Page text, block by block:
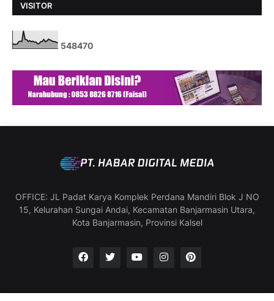
VISITOR
548470
OFFICE: JL Padat Karya Komplek Perdana Mandiri Blok J NO
15, Kelurahan Sungai Andai, Kecamatan Banjarmasin Utara,
Kota Banjarmasin, Provinsi Kalsel